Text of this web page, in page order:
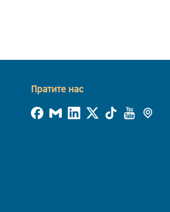
Пратите нас